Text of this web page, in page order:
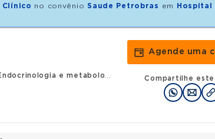
no convênio Saude Petrobras em
Hospital
e metabologia
Agende uma
Compartilhe